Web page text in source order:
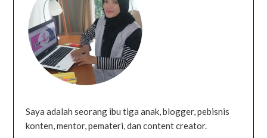
Saya adalah seorang ibu tiga anak, blogger, pebisnis
konten, mentor, pemateri, dan content creator.